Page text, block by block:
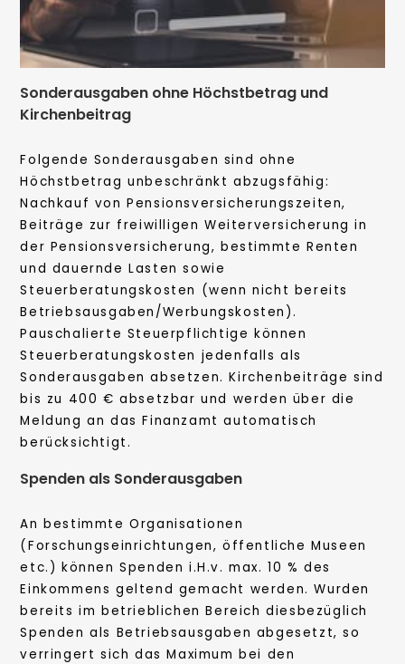
Sonderausgaben ohne Höchstbetrag und
Kirchenbeitrag
Folgende Sonderausgaben sind ohne
Höchstbetrag unbeschränkt abzugsfähig:
Nachkauf von Pensionsversicherungszeiten,
Beiträge zur freiwilligen Weiterversicherung in
der Pensionsversicherung, bestimmte Renten
und dauernde Lasten sowie
Steuerberatungskosten (wenn nicht bereits
Betriebsausgaben/Werbungskosten).
Pauschalierte Steuerpflichtige können
Steuerberatungskosten jedenfalls als
Sonderausgaben absetzen. Kirchenbeiträge sind
bis zu 400 € absetzbar und werden über die
Meldung an das Finanzamt automatisch
berücksichtigt.
Spenden als Sonderausgaben
An bestimmte Organisationen
(Forschungseinrichtungen, öffentliche Museen
etc.) können Spenden i.H.v. max. 10 % des
Einkommens geltend gemacht werden. Wurden
bereits im betrieblichen Bereich diesbezüglich
Spenden als Betriebsausgaben abgesetzt, so
verringert sich das Maximum bei den